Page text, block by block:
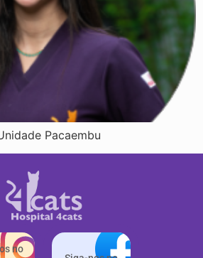
Pacaembu
no